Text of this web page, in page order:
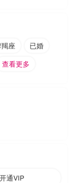
羯座
已婚
查看更多
通VIP